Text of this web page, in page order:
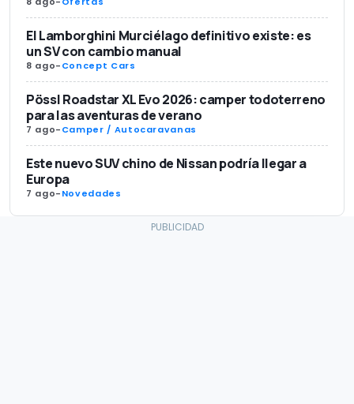
El Lamborghini Murciélago definitivo existe: es
un SV con cambio manual
8 ago-Concept Cars
Pössl Roadstar XL Evo 2026: camper todoterreno
para las aventuras de verano
7 ago-Camper / Autocaravanas
Este nuevo SUV chino de Nissan podría llegar a
Europa
7 ago-Novedades